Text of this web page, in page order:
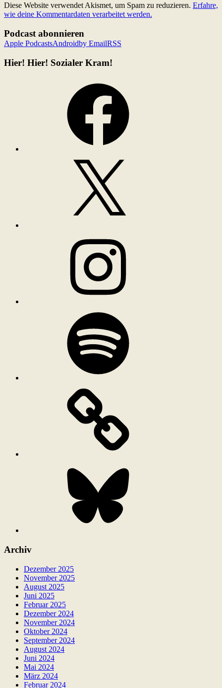
Diese Website verwendet Akismet, um Spam zu reduzieren. Erfahre,
wie deine Kommentardaten verarbeitet werden.
Podcast abonnieren
Apple PodcastsAndroidby EmailRSS
Hier! Hier! Sozialer Kram!
Archiv
Dezember 2025
November 2025
August 2025
Juni 2025
Februar 2025
Dezember 2024
November 2024
Oktober 2024
September 2024
August 2024
Juni 2024
Mai 2024
März 2024
Februar 2024